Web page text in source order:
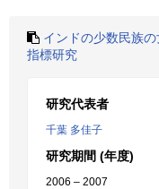
インドの少数民族
指標研究
研究代表者
千葉 多佳子
研究期間 (年度)
2006 – 2007